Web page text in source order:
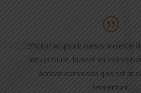
Efficitur ac ipsum cursus molestie
arcu pretium, laoreet mi
Aenean commodo quis est at
fermentum